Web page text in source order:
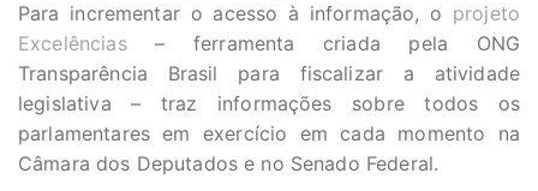
Para incrementar o acesso à informação, o projeto
Excelências– ferramenta criada pela ONG
Transparência Brasil para fiscalizar a atividade
legislativa – traz informações sobre todos os
parlamentares em exercício em cada momento na
Câmara dos Deputados e no Senado Federal.